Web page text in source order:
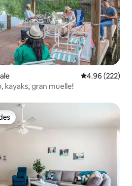
Calificación
4.96 (222)
kayaks, gran muelle!